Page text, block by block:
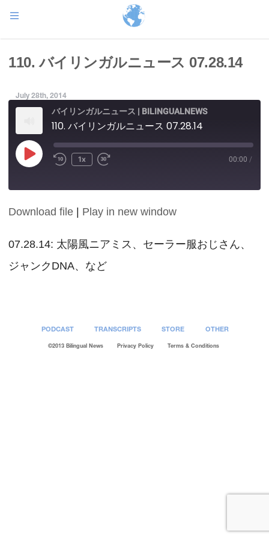
110. バイリンガルニュース 07.28.14
July 28th, 2014
バイリンガルニュース | BILINGUALNEWS
110. バイリンガルニュース 07.28.14
Play
Episode
1x 00:00 /
SHARE
LINK
EMBED
Download file Play in new window
07.28.14: 太陽風ニアミス、セーラー服おじさん、
ジャンクDNA、など
PODCAST TRANSCRIPTS STORE OTHER
©2013 Bilingual News Privacy Policy Terms & Conditions